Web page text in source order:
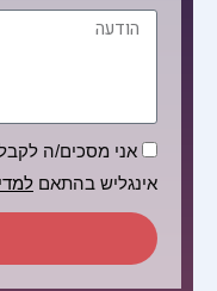
הודעה
הסכמה
אני מסכים/ה לקבל
אינגליש בהתאם